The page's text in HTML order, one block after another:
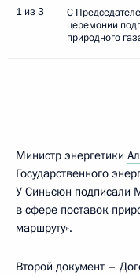
1 из 3
С
церемонии
природного
Министр энергетики
Государственного
У Синьсюн подписали
в сфере поставок
маршруту».
Второй документ –